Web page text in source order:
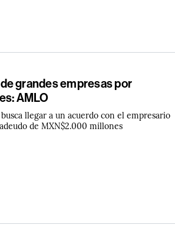
grandes empresas por
AMLO
llegar a un acuerdo con el empresario
de MXN$2.000 millones